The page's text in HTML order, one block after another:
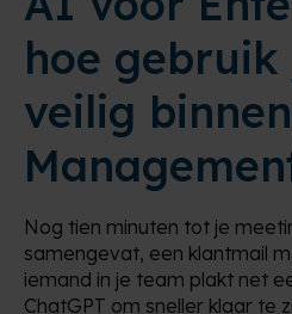
hoe
veilig
Nog tien minuten tot je
samengevat, een klantmail
iemand in je team plakt net
ChatGPT om sneller klaar te